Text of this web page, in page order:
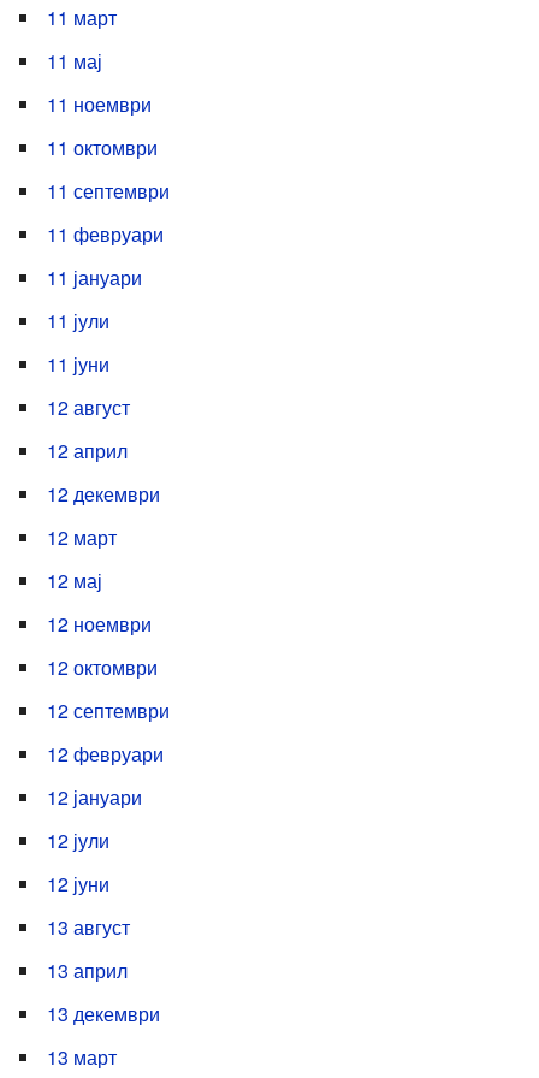
11 март
11 мај
11 ноември
11 октомври
11 септември
11 февруари
11 јануари
11 јули
11 јуни
12 август
12 април
12 декември
12 март
12 мај
12 ноември
12 октомври
12 септември
12 февруари
12 јануари
12 јули
12 јуни
13 август
13 април
13 декември
13 март